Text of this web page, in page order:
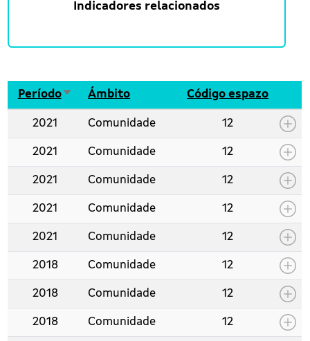
Indicadores relacionados
Período Ordenar de maneira ascedente
Ámbito Código espazo
2021 Comunidade 12
2021 Comunidade 12
2021 Comunidade 12
2021 Comunidade 12
2021 Comunidade 12
2018 Comunidade 12
2018 Comunidade 12
2018 Comunidade 12